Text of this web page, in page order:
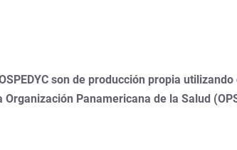
son de producción propia
Panamericana de la Salud